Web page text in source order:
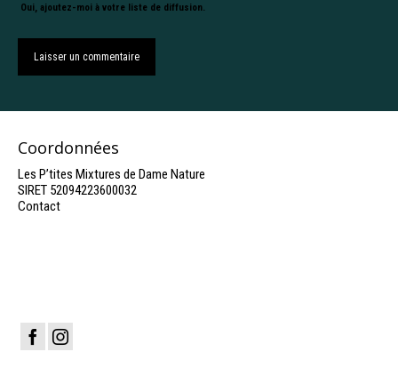
Oui, ajoutez-moi à votre liste de diffusion.
Coordonnées
Les P’tites Mixtures de Dame Nature
SIRET 52094223600032
Contact